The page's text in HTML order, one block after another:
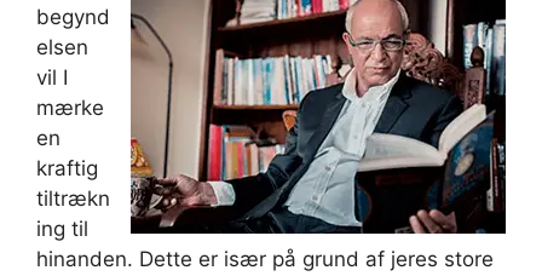
begynd
elsen
vil I
mærke
en
kraftig
tiltrækn
ing til
hinanden. Dette er især på grund af jeres store